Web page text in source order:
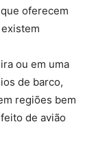
oferecem
ou em uma
de barco,
regiões bem
de avião